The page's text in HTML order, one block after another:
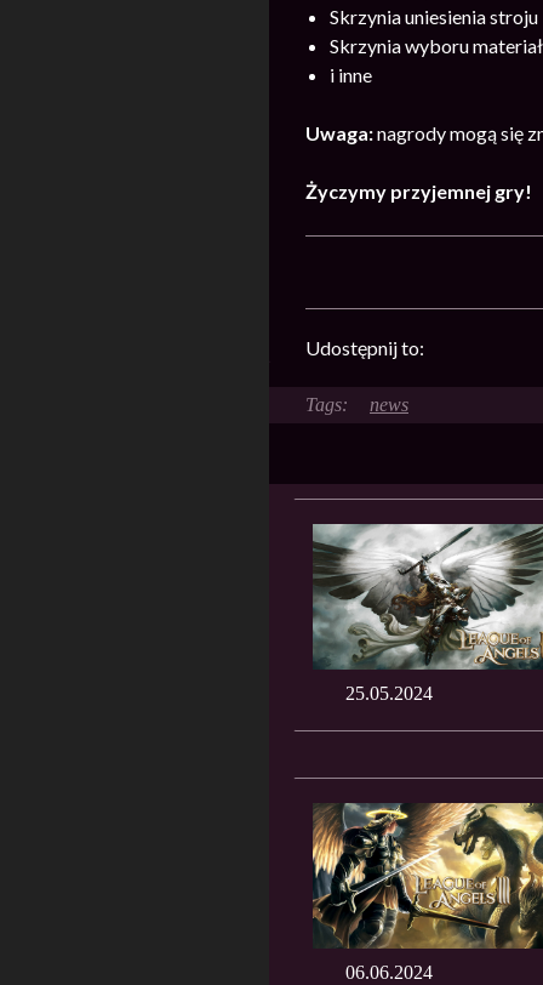
Skrzynia uniesienia stroju
Skrzynia wyboru
i inne
Uwaga:nagrody mogą się
Życzymy przyjemnej gry!
Udostępnij to:
news
25.05.2024
06.06.2024